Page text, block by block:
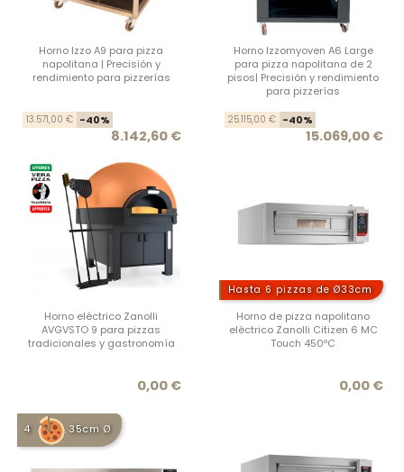
Horno Izzo A9 para pizza
napolitana | Precisión y
rendimiento para pizzerías
Precio base
13.571,00 € -40%
8.142,60 €
Horno Izzomyoven A6 Large
para pizza napolitana de 2
pisos| Precisión y rendimiento
para pizzerías
25.115,00 € -40%
15.069,00 €
Horno eléctrico Zanolli
AVGVSTO 9 para pizzas
tradicionales y gastronomía
Precio
0,00 €
Hasta 6 pizzas de Ø33cm
Horno de pizza napolitano
eléctrico Zanolli Citizen 6 MC
Touch 450ºC
0,00 €
4 35cm Ø